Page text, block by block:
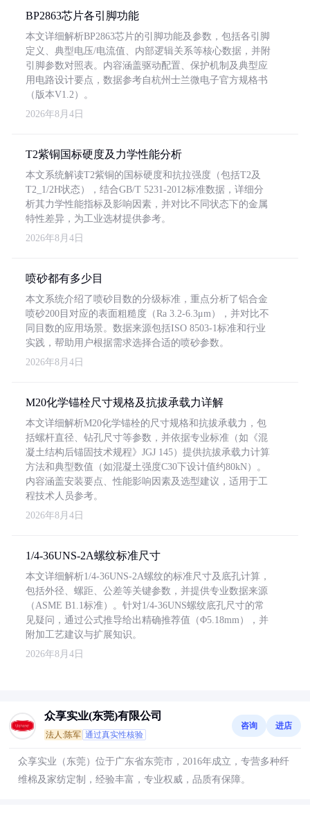
BP2863芯片各引脚功能
本文详细解析BP2863芯片的引脚功能及参数，包括各引脚
定义、典型电压/电流值、内部逻辑关系等核心数据，并附
引脚参数对照表。内容涵盖驱动配置、保护机制及典型应
用电路设计要点，数据参考自杭州士兰微电子官方规格书
（版本V1.2）。
2026年8月4日
T2紫铜国标硬度及力学性能分析
本文系统解读T2紫铜的国标硬度和抗拉强度（包括T2及
T2_1/2H状态），结合GB/T 5231-2012标准数据，详细分
析其力学性能指标及影响因素，并对比不同状态下的金属
特性差异，为工业选材提供参考。
2026年8月4日
喷砂都有多少目
本文系统介绍了喷砂目数的分级标准，重点分析了铝合金
喷砂200目对应的表面粗糙度（Ra 3.2-6.3μm），并对比不
同目数的应用场景。数据来源包括ISO 8503-1标准和行业
实践，帮助用户根据需求选择合适的喷砂参数。
2026年8月4日
M20化学锚栓尺寸规格及抗拔承载力详解
本文详细解析M20化学锚栓的尺寸规格和抗拔承载力，包
括螺杆直径、钻孔尺寸等参数，并依据专业标准（如《混
凝土结构后锚固技术规程》JGJ 145）提供抗拔承载力计算
方法和典型数值（如混凝土强度C30下设计值约80kN）。
内容涵盖安装要点、性能影响因素及选型建议，适用于工
程技术人员参考。
2026年8月4日
1/4-36UNS-2A螺纹标准尺寸
本文详细解析1/4-36UNS-2A螺纹的标准尺寸及底孔计算，
包括外径、螺距、公差等关键参数，并提供专业数据来源
（ASME B1.1标准）。针对1/4-36UNS螺纹底孔尺寸的常
见疑问，通过公式推导给出精确推荐值（Φ5.18mm），并
附加工艺建议与扩展知识。
2026年8月4日
众享实业(东莞)有限公司
法人:陈军 通过真实性核验
咨询 进店
众享实业（东莞）位于广东省东莞市，2016年成立，专营多种纤
维棉及家纺定制，经验丰富，专业权威，品质有保障。